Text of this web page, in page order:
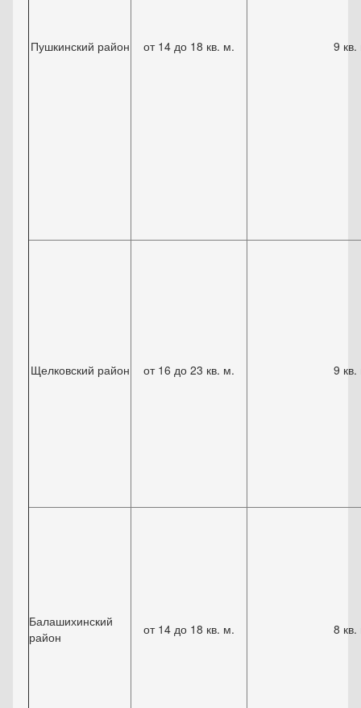
Пушкинский район от 14 до 18 кв. м. 9
Щелковский район от 16 до 23 кв. м. 9
Балашихинский
район
от 14 до 18 кв. м. 8